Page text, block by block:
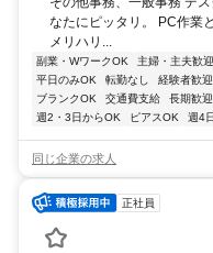
なたにピッタリ。 PC作業
メリハリ...
副業・WワークOK 主婦・主夫歓迎
平日のみOK
転勤なし 経験者歓迎
ブランクOK
交通費支給 長期歓迎
週2・3日からOK
ピアスOK 週4
同じ企業の求人
正社員